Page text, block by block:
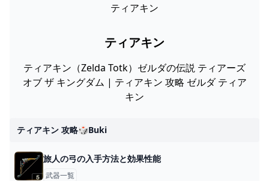
ティアキン
ティアキン
ティアキン（Zelda Totk）ゼルダの伝説 ティアーズ
オブ ザ キングダム | ティアキン 攻略 ゼルダ ティア
キン
ティアキン 攻略🎲buki
旅人の弓の入手方法と効果性能
武器一覧